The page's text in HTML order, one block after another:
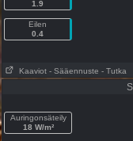
1.9
Eilen
0.4
Kaaviot - Sääennuste - Tutka
Auringonsäteily
18 W/m²